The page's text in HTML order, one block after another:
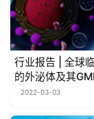
行业报告 | 全球
的外泌体及其
准2022-03-03